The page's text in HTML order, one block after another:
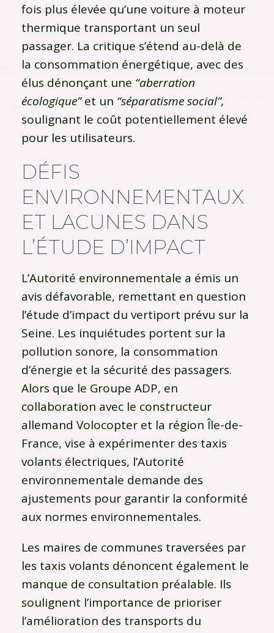
fois plus élevée qu’une voiture à moteur
thermique transportant un seul
passager. La critique s’étend au-delà de
la consommation énergétique, avec des
élus dénonçant une “aberration
écologique”et un “séparatisme social”,
soulignant le coût potentiellement élevé
pour les utilisateurs.
DÉFIS
ENVIRONNEMENTAUX
ET LACUNES DANS
L’ÉTUDE D’IMPACT
L’Autorité environnementale a émis un
avis défavorable, remettant en question
l’étude d’impact du vertiport prévu sur la
Seine. Les inquiétudes portent sur la
pollution sonore, la consommation
d’énergie et la sécurité des passagers.
Alors que le Groupe ADP, en
collaboration avec le constructeur
allemand Volocopter et la région Île-de-
France, vise à expérimenter des taxis
volants électriques, l’Autorité
environnementale demande des
ajustements pour garantir la conformité
aux normes environnementales.
Les maires de communes traversées par
les taxis volants dénoncent également le
manque de consultation préalable. Ils
soulignent l’importance de prioriser
l’amélioration des transports du